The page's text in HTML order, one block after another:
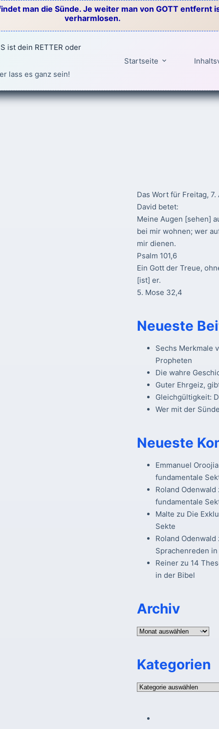
man die Sünde. Je weiter man von GOTT entfernt
verharmlosen.
ist dein RETTER oder
lass es ganz sein!
Startseite
Das Wort für Freitag,
David betet:
Meine Augen [sehen]
bei mir wohnen; wer
mir dienen.
Psalm 101,6
Ein Gott der Treue,
[ist] er.
5. Mose 32,4
Neueste
Sechs Merkmale
Propheten
Die wahre
Guter Ehrgeiz,
Gleichgültigkeit:
Wer mit der
Neueste
Emmanuel
fundamentale
Roland Odenwald
fundamentale
Malte zu Die
Sekte
Roland Odenwald
Sprachenreden
Reinerzu 14
in der Bibel
Archiv
Archiv
Kategorien
Kategorien